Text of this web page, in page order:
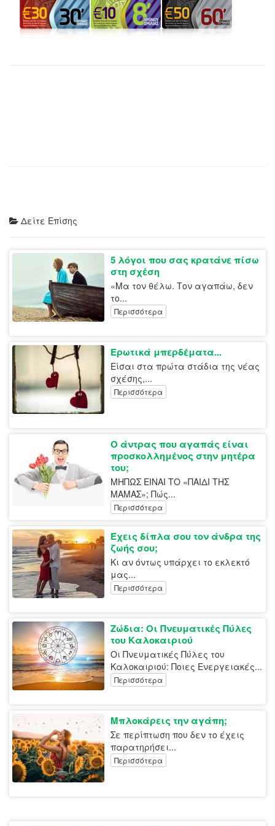
Δείτε Επίσης
5 λόγοι που σας κρατάνε πίσω
στη σχέση
«Μα τον θέλω. Τον αγαπάω, δεν
το...
Περισσότερα
Ερωτικά μπερδέματα...
Είσαι στα πρώτα στάδια της νέας
σχέσης,...
Περισσότερα
O άντρας που αγαπάς είναι
προσκολλημένος στην μητέρα
του;
ΜΗΠΩΣ ΕΙΝΑΙ ΤΟ «ΠΑΙΔΙ ΤΗΣ
ΜΑΜΑΣ»; Πώς...
Περισσότερα
Έχεις δίπλα σου τον άνδρα της
ζωής σου;
Κι αν όντως υπάρχει το εκλεκτό
μας...
Περισσότερα
Ζώδια: Οι Πνευματικές Πύλες
του Καλοκαιριού
Οι Πνευματικές Πύλες του
Καλοκαιριού: Ποιες Ενεργειακές...
Περισσότερα
Μπλοκάρεις την αγάπη;
Σε περίπτωση που δεν το έχεις
παρατηρήσει...
Περισσότερα